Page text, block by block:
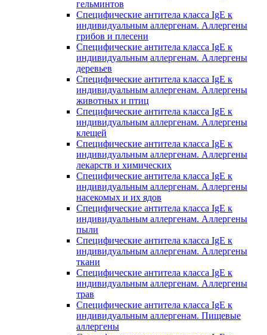
гельминтов
Специфические антитела класса IgE к
индивидуальным аллергенам. Аллергены
грибов и плесени
Специфические антитела класса IgE к
индивидуальным аллергенам. Аллергены
деревьев
Специфические антитела класса IgE к
индивидуальным аллергенам. Аллергены
животных и птиц
Специфические антитела класса IgE к
индивидуальным аллергенам. Аллергены
клещей
Специфические антитела класса IgE к
индивидуальным аллергенам. Аллергены
лекарств и химических
Специфические антитела класса IgE к
индивидуальным аллергенам. Аллергены
насекомых и их ядов
Специфические антитела класса IgE к
индивидуальным аллергенам. Аллергены
пыли
Специфические антитела класса IgE к
индивидуальным аллергенам. Аллергены
ткани
Специфические антитела класса IgE к
индивидуальным аллергенам. Аллергены
трав
Специфические антитела класса IgE к
индивидуальным аллергенам. Пищевые
аллергены